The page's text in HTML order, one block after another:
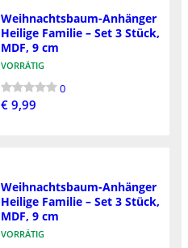
Weihnachtsbaum-Anhänger
Heilige Familie – Set 3 Stück,
MDF, 9 cm
VORRÄTIG
0
€ 9,99
Weihnachtsbaum-Anhänger
Heilige Familie – Set 3 Stück,
MDF, 9 cm
VORRÄTIG